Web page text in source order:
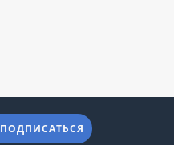
ПОДПИСАТЬСЯ